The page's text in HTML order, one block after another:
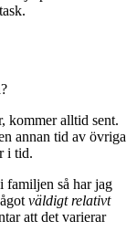
kommer alltid sent.
annan tid av övriga
i tid.
familjen så har jag
väldigt relativt
att det varierar